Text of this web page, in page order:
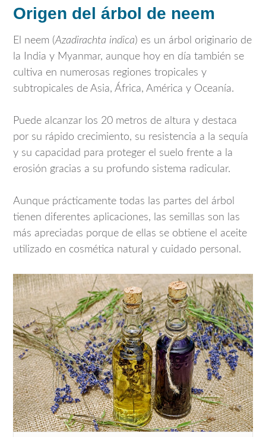
Origen del árbol de neem
El neem (Azadirachta indica) es un árbol originario de
la India y Myanmar, aunque hoy en día también se
cultiva en numerosas regiones tropicales y
subtropicales de Asia, África, América y Oceanía.
Puede alcanzar los 20 metros de altura y destaca
por su rápido crecimiento, su resistencia a la sequía
y su capacidad para proteger el suelo frente a la
erosión gracias a su profundo sistema radicular.
Aunque prácticamente todas las partes del árbol
tienen diferentes aplicaciones, las semillas son las
más apreciadas porque de ellas se obtiene el aceite
utilizado en cosmética natural y cuidado personal.